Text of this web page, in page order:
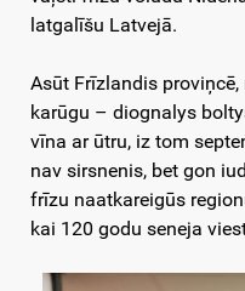
latgalīšu Latvejā.
Asūt Frīzlandis
karūgu – diognalys
vīna ar ūtru, iz tom
nav sirsnenis, bet gon
frīzu naatkareigūs
kai 120 godu seneja